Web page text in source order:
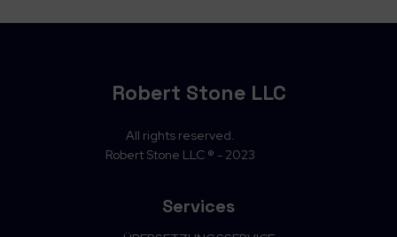
Robert Stone LLC
All rights reserved.
Robert Stone LLC ® - 2023
Services